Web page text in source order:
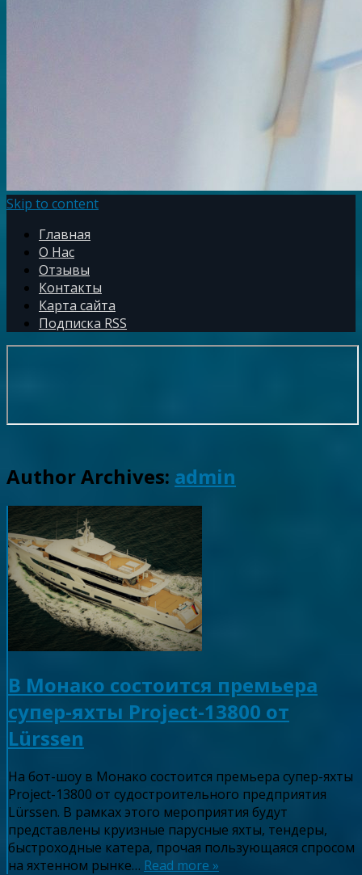
Skip to content
Главная
О Нас
Отзывы
Контакты
Карта сайта
Подписка RSS
Author Archives: admin
В Монако состоится премьера
супер-яхты Project-13800 от
Lürssen
На бот-шоу в Монако состоится премьера супер-яхты
Project-13800 от судостроительного предприятия
Lürssen. В рамках этого мероприятия будут
представлены круизные парусные яхты, тендеры,
быстроходные катера, прочая пользующаяся спросом
на яхтенном рынке… Read more »